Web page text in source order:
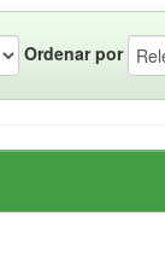
Ordenar por